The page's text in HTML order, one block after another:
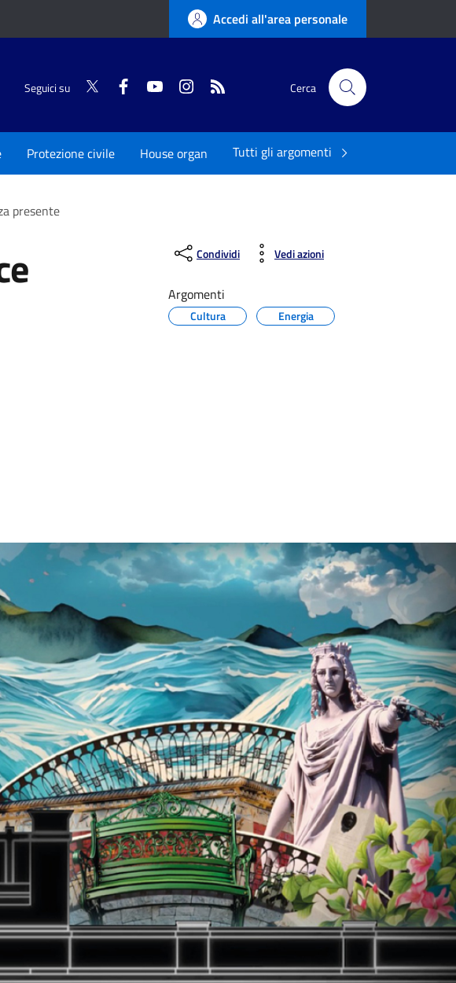
Accedi all'area personale
Seguici su Twitter FacebookYouTubeInstagram Cerca
Protezione civile House organ Tutti gli argomenti
presente
Condividi Vedi azioni
Argomenti
Cultura Energia